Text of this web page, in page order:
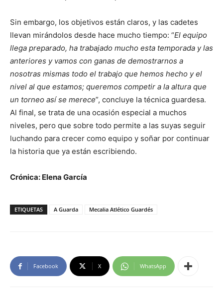
Sin embargo, los objetivos están claros, y las cadetes
llevan mirándolos desde hace mucho tiempo: “El equipo
llega preparado, ha trabajado mucho esta temporada y las
anteriores y vamos con ganas de demostrarnos a
nosotras mismas todo el trabajo que hemos hecho y el
nivel al que estamos; queremos competir a la altura que
un torneo así se merece”, concluye la técnica guardesa.
Al final, se trata de una ocasión especial a muchos
niveles, pero que sobre todo permite a las suyas seguir
luchando para crecer como equipo y soñar por continuar
la historia que ya están escribiendo.
Crónica: Elena García
ETIQUETAS A Guarda Mecalia Atlético Guardés
Facebook X WhatsApp